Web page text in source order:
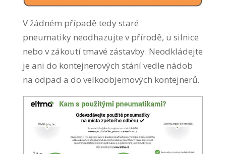
V žádném případě tedy staré
pneumatiky neodhazujte v přírodě, u silnice
nebo v zákoutí tmavé zástavby. Neodkládejte
je ani do kontejnerových stání vedle nádob
na odpad a do velkoobjemových kontejnerů.